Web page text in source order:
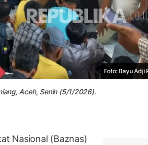
Foto: Bayu Adji
Aceh, Senin (5/1/2026).
Nasional (Baznas)